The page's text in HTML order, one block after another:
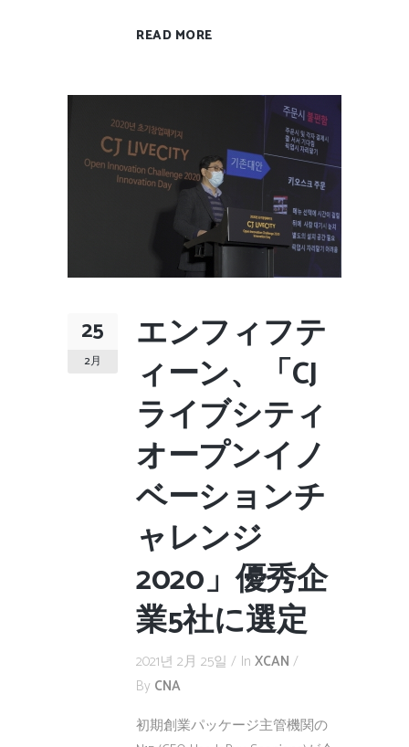
READ MORE
25
2月
エンフィフテ
ィーン、「CJ
ライブシティ
オープンイノ
ベーションチ
ャレンジ
2020」優秀企
業5社に選定
2021년 2月 25일 In XCAN
By CNA
初期創業パッケージ主管機関の